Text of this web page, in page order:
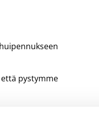
pystymme
LrNMKY ei